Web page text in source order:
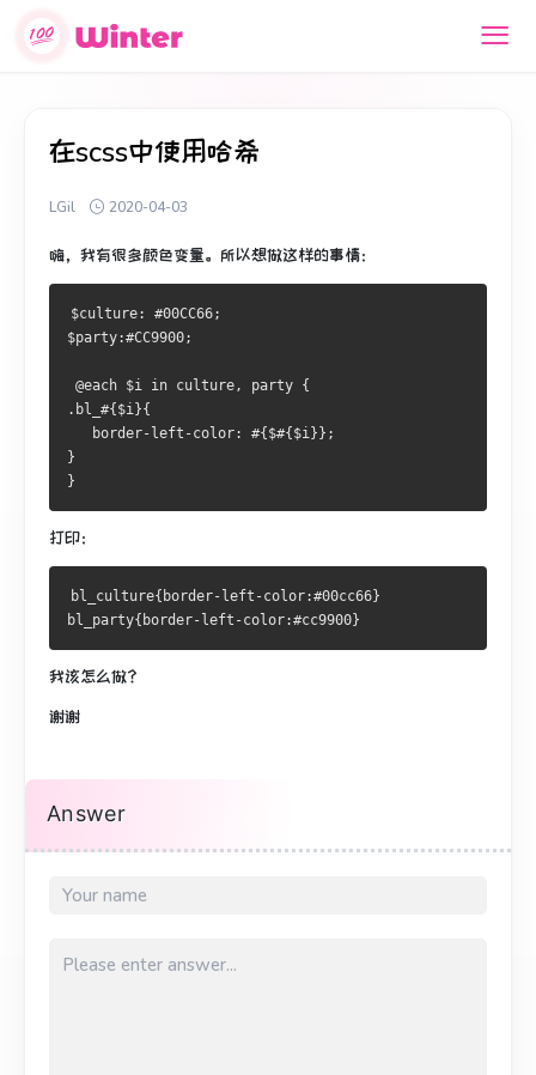
在scss中使用哈希
LGil 2020-04-03
嗨，我有很多颜色变量。 所以想做这样的事情：
$culture: #00CC66;
$party:#CC9900;
@each $i in culture, party {
.bl_#{$i}{
   border-left-color: #{$#{$i}};
}
}
打印：
bl_culture{border-left-color:#00cc66}
bl_party{border-left-color:#cc9900}
我该怎么做？
谢谢
Answer